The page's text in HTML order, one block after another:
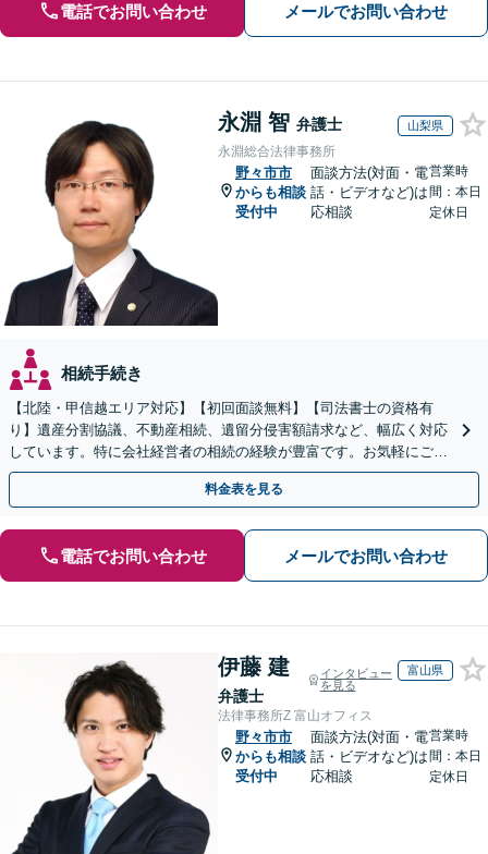
電話でお問い合わせ メールでお問い合わせ
永淵 智 弁護士 山梨県
永淵総合法律事務所
野々市市
からも相談
受付中
面談方法(対面・電
話・ビデオなど)は
応相談
営業時
間：本日
定休日
相続手続き
【北陸・甲信越エリア対応】【初回面談無料】【司法書士の資格有
り】遺産分割協議、不動産相続、遺留分侵害額請求など、幅広く対応
しています。特に会社経営者の相続の経験が豊富です。お気軽にご相
談ください。【休日・夜間面談可】【オンライン面談可】
料金表を見る
電話でお問い合わせ メールでお問い合わせ
伊藤 建
弁護士
インタビュー
を見る
富山県
法律事務所Z 富山オフィス
野々市市
からも相談
受付中
面談方法(対面・電
話・ビデオなど)は
応相談
営業時
間：本日
定休日